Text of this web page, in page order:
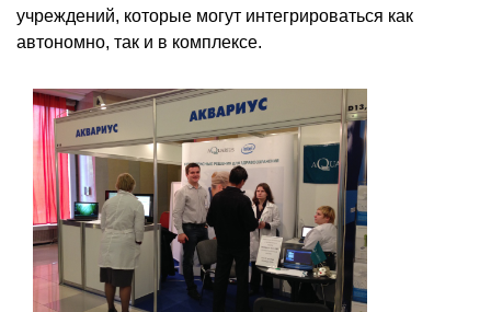
учреждений, которые могут интегрироваться как
автономно, так и в комплексе.